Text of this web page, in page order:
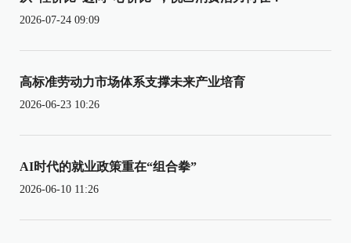
2026-07-24 09:09
高标准劳动力市场体系支撑未来产业培育
2026-06-23 10:26
AI时代的就业政策重在“组合拳”
2026-06-10 11:26